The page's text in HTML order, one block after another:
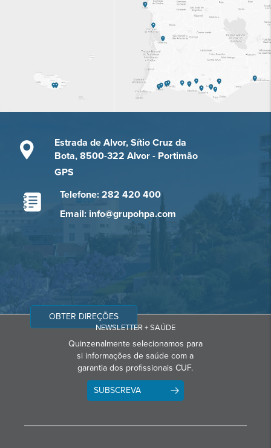
Estrada de Alvor, Sítio Cruz da
Bota, 8500-322 Alvor - Portimão
GPS
Telefone: 282 420 400
Email: info@grupohpa.com
OBTER DIREÇÕES
NEWSLETTER + SAÚDE
Quinzenalmente selecionamos para
si informações de saúde com a
garantia dos profissionais CUF.
SUBSCREVA